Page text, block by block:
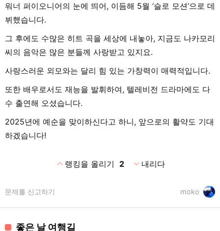
워너 퍼이오니어의 눈에 띄어, 이듬해 5월 ‘슬로 모션’으로 데
뷔했습니다.
그 후에도 수많은 히트 곡을 세상에 내놓아, 지금도 나카모리
씨의 음악은 많은 분들께 사랑받고 있지요.
사랑스러운 외모와는 달리 힘 있는 가창력이 매력적입니다.
또한 배우로서도 재능을 발휘하여, 텔레비전 드라마에도 다
수 출연해 오셨습니다.
2025년에 예순을 맞이하신다고 하니, 앞으로의 활약도 기대
하겠습니다!
expand_less랭킹을 올리기 2 expand_more내리다
moko
문제를 신고하기
좋은 날 여행길